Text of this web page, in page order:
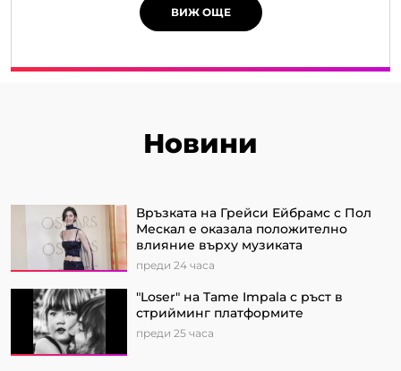
ВИЖ ОЩЕ
Новини
Връзката на Грейси Ейбрамс с Пол
Мескал е оказала положително
влияние върху музиката
преди 24 часа
"Loser" на Tame Impala с ръст в
стрийминг платформите
преди 25 часа